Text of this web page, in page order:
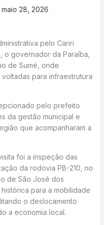
maio 28, 2026
pelo Cariri
o governador da Paraíba,
de Sumé, onde
para infraestrutura
pelo prefeito
da gestão municipal e
que acompanharam a
foi a inspeção das
da rodovia PB-210, no
de São José dos
para a mobilidade
o deslocamento
a economia local.